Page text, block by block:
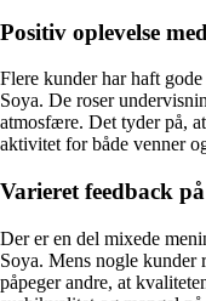
Positiv oplevelse
Flere kunder har haft
Soya. De roser
atmosfære. Det tyder på,
aktivitet for både venner
Varieret feedback
Der er en del mixede
Soya. Mens nogle kunder
påpeger andre, at